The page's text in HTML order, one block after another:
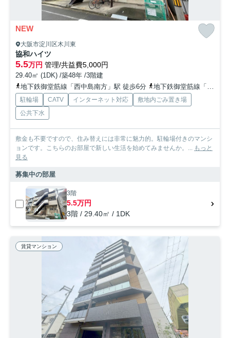
NEW
大阪市淀川区木川東
協和ハイツ
5.5万円 管理/共益費5,000円
29.40㎡ (1DK) /築48年 /3階建
地下鉄御堂筋線「西中島南方」駅 徒歩6分
地下鉄御堂筋線「新大阪」駅 徒歩12分
駐輪場 CATV インターネット対応
敷地内ごみ置き場
公共下水
敷金も不要ですので、住み替えには非常に魅力的。駐輪場付きのマンシ
ョンです。こちらのお部屋で新しい生活を始めてみませんか。... もっと
見る
募集中の部屋
3階
5.5万円
3階 / 29.40㎡ / 1DK
賃貸マンション